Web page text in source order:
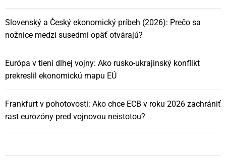
Slovenský a Český ekonomický príbeh (2026): Prečo sa
nožnice medzi susedmi opäť otvárajú?
Európa v tieni dlhej vojny: Ako rusko-ukrajinský konflikt
prekreslil ekonomickú mapu EÚ
Frankfurt v pohotovosti: Ako chce ECB v roku 2026 zachrániť
rast eurozóny pred vojnovou neistotou?